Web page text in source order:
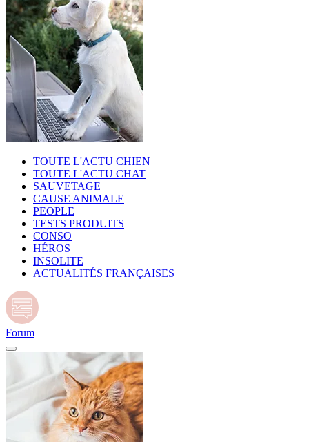
TOUTE L'ACTU CHIEN
TOUTE L'ACTU CHAT
SAUVETAGE
CAUSE ANIMALE
PEOPLE
TESTS PRODUITS
CONSO
HÉROS
INSOLITE
ACTUALITÉS FRANÇAISES
Forum